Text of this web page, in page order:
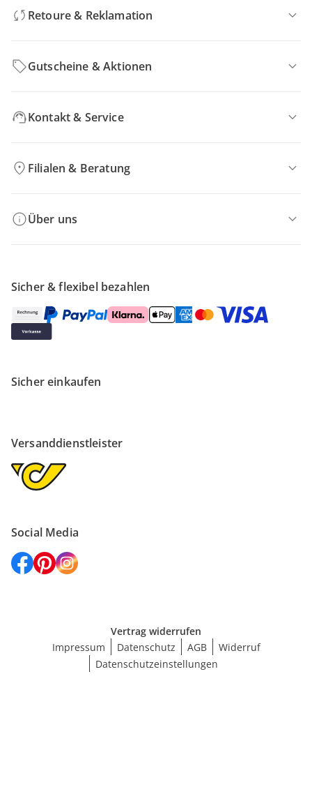
Retoure & Reklamation
Gutscheine & Aktionen
Kontakt & Service
Filialen & Beratung
Über uns
Sicher & flexibel bezahlen
Sicher einkaufen
Versanddienstleister
Social Media
Vertrag widerrufen
Impressum
Datenschutz AGB
Widerruf
Datenschutzeinstellungen